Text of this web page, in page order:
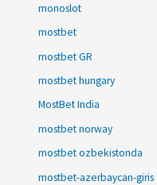
monoslot
mostbet
mostbet GR
mostbet hungary
MostBet India
mostbet norway
mostbet ozbekistonda
mostbet-azerbaycan-giris